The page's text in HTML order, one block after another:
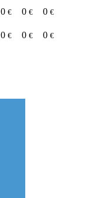
0 € 0 € 0 €
0 € 0 € 0 €